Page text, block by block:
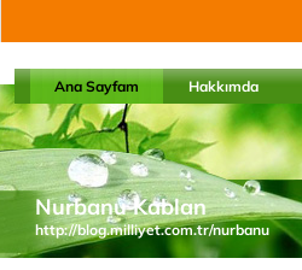
Ana Sayfam Hakkımda
Nurbanu Kablan
http://blog.milliyet.com.tr/nurbanu